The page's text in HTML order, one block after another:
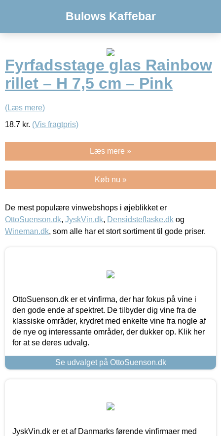
Bulows Kaffebar
Fyrfadsstage glas Rainbow
rillet – H 7,5 cm – Pink
(Læs mere)
18.7 kr. (Vis fragtpris)
Læs mere »
Køb nu »
De mest populære vinwebshops i øjeblikket er
OttoSuenson.dk, JyskVin.dk, Densidsteflaske.dk og
Wineman.dk, som alle har et stort sortiment til gode priser.
OttoSuenson.dk er et vinfirma, der har fokus på vine i
den gode ende af spektret. De tilbyder dig vine fra de
klassiske områder, krydret med enkelte vine fra nogle af
de nye og interessante områder, der dukker op. Klik her
for at se deres udvalg.
Se udvalget på OttoSuenson.dk
JyskVin.dk er et af Danmarks førende vinfirmaer med